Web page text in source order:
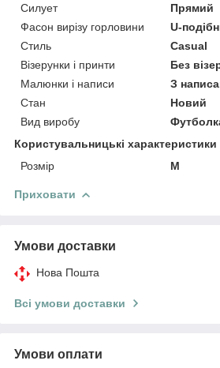
Силует
Прямий
Фасон вирізу горловини
U-
Стиль
Casual
Візерунки і принти
Без
Малюнки і написи
З
Стан
Новий
Вид виробу
Користувальницькі характеристики
Розмір
M
Приховати
Умови доставки
Нова Пошта
Всі умови доставки
Умови оплати